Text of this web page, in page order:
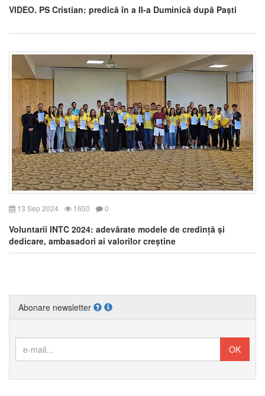
VIDEO. PS Cristian: predică în a II-a Duminică după Paști
13 Sep 2024 1650 0
Voluntarii INTC 2024: adevărate modele de credință și
dedicare, ambasadori ai valorilor creștine
Abonare newsletter